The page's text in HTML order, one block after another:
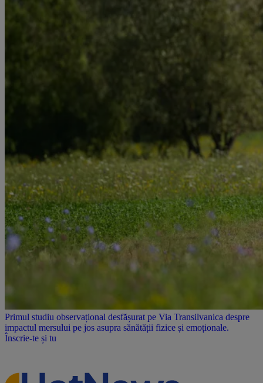
Primul studiu observațional desfășurat pe Via Transilvanica despre
impactul mersului pe jos asupra sănătății fizice și emoționale.
Înscrie-te și tu